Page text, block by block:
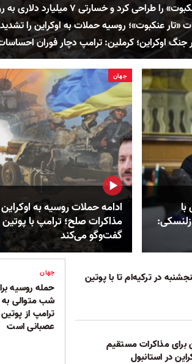
کرد و خسارتی ۷ میلیارد دلاری به روسیه زد؟
«تار عنکبوت»؛ روسیه حملات به اوکراین را
اوکراین؛ کرملین: ترامپ دچار فوران
جهان
ادامه حملات روسیه به
مذاکرات صلح؛ ترامپ با
گفت‌وگو می‌کند
در ترکیه‌ام تا با پوتین
برای مذاکرات مستقیم
در استانبول
جهان
حمله روسیه
شب متوالی به
ترامپ از
عصبانی است